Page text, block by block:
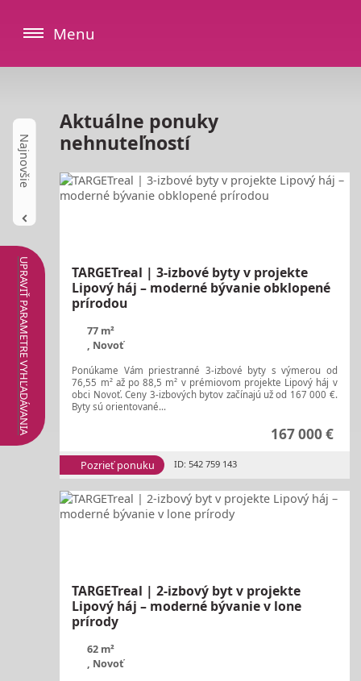
Menu
UPRAVIŤ PARAMETRE VYHĽADÁVANIA
Aktuálne ponuky
nehnuteľností
TARGETreal | 3-izbové byty v projekte
Lipový háj – moderné bývanie obklopené
prírodou
77 m²
, Novoť
Ponúkame Vám priestranné 3-izbové byty s výmerou od
76,55 m² až po 88,5 m² v prémiovom projekte Lipový háj v
obci Novoť. Ceny 3-izbových bytov začínajú už od 167 000 €.
Byty sú orientované...
167 000 €
Pozrieť ponuku ID: 542 759 143
TARGETreal | 2-izbový byt v projekte
Lipový háj – moderné bývanie v lone
prírody
62 m²
, Novoť